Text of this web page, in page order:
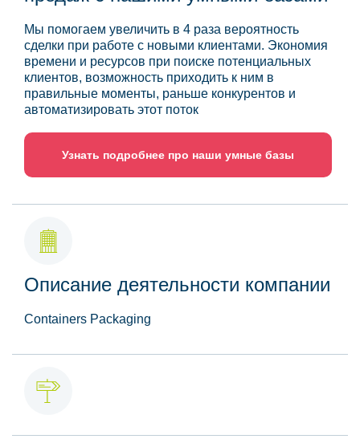
Мы помогаем увеличить в 4 раза вероятность
сделки при работе с новыми клиентами. Экономия
времени и ресурсов при поиске потенциальных
клиентов, возможность приходить к ним в
правильные моменты, раньше конкурентов и
автоматизировать этот поток
Узнать подробнее про наши умные базы
Описание деятельности компании
Containers Packaging